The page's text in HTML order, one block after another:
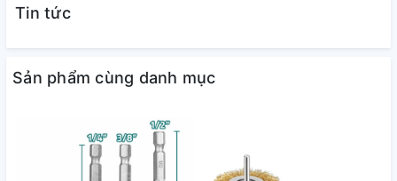
Tin tức
Sản phẩm cùng danh mục